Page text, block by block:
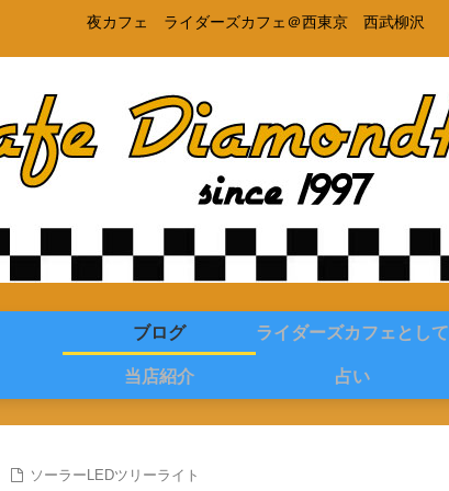
夜カフェ ライダーズカフェ＠西東京 西武柳沢
ブログ ライダーズカフェとして
当店紹介 占い
ソーラーLEDツリーライト